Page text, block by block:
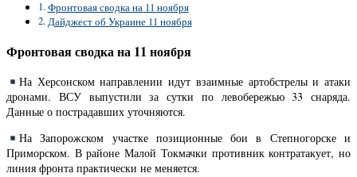
Фронтовая сводка на 11 ноября
Дайджест об Украине 11 ноября
Фронтовая сводка на 11 ноября
На Херсонском направлении идут взаимные артобстрелы и атаки
дронами. ВСУ выпустили за сутки по левобережью 33 снаряда.
Данные о пострадавших уточняются.
На Запорожском участке позиционные бои в Степногорске и
Приморском. В районе Малой Токмачки противник контратакует, но
линия фронта практически не меняется.